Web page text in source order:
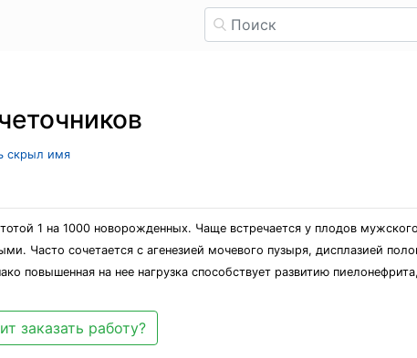
скрыл имя
1 на 1000 новорожденных. Чаще встречается у плодов
Часто сочетается с агенезией мочевого пузыря, дисплазией
повышенная на нее нагрузка способствует развитию
заказать работу?